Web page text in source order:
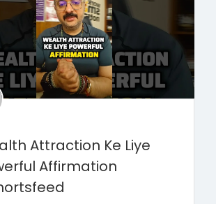
Attraction Ke Liye
Affirmation